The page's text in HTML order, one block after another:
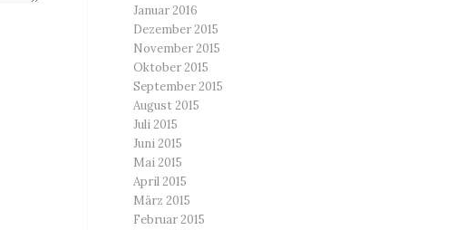
Januar 2016
Dezember 2015
November 2015
Oktober 2015
September 2015
August 2015
Juli 2015
Juni 2015
Mai 2015
April 2015
März 2015
Februar 2015